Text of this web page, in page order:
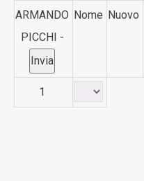
ARMANDO
PICCHI -
Nome Nuovo
1